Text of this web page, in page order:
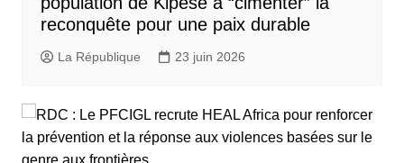
reconquête pour une paix durable
La République 23 juin 2026